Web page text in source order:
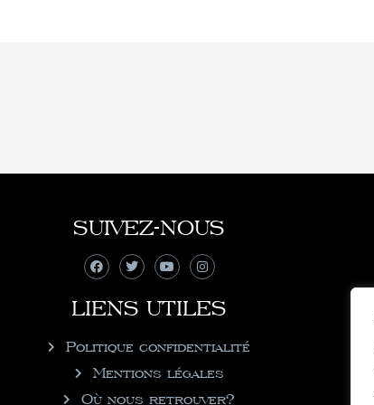
SUIVEZ-NOUS
LIENS UTILES
Politique confidentialité
Mentions légales
Où nous retrouver?